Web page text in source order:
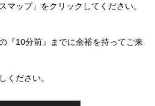
マップ」をクリックしてください。
『10分前』までに余裕を持ってご来
ください。